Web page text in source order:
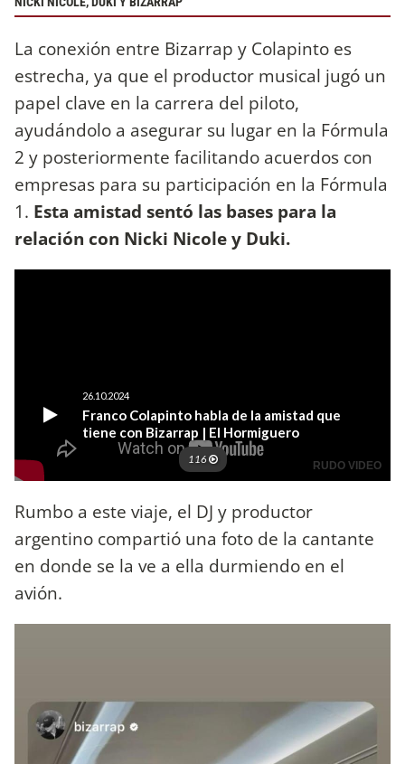
La conexión entre Bizarrap y Colapinto es
estrecha, ya que el productor musical jugó un
papel clave en la carrera del piloto,
ayudándolo a asegurar su lugar en la Fórmula
2 y posteriormente facilitando acuerdos con
empresas para su participación en la Fórmula
1. Esta amistad sentó las bases para la
relación con Nicki Nicole y Duki.
Rumbo a este viaje, el DJ y productor
argentino compartió una foto de la cantante
en donde se la ve a ella durmiendo en el
avión.